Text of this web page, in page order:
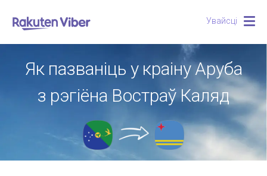
Увайсці
Як пазваніць у краіну Аруба
з рэгіёна Востраў Каляд